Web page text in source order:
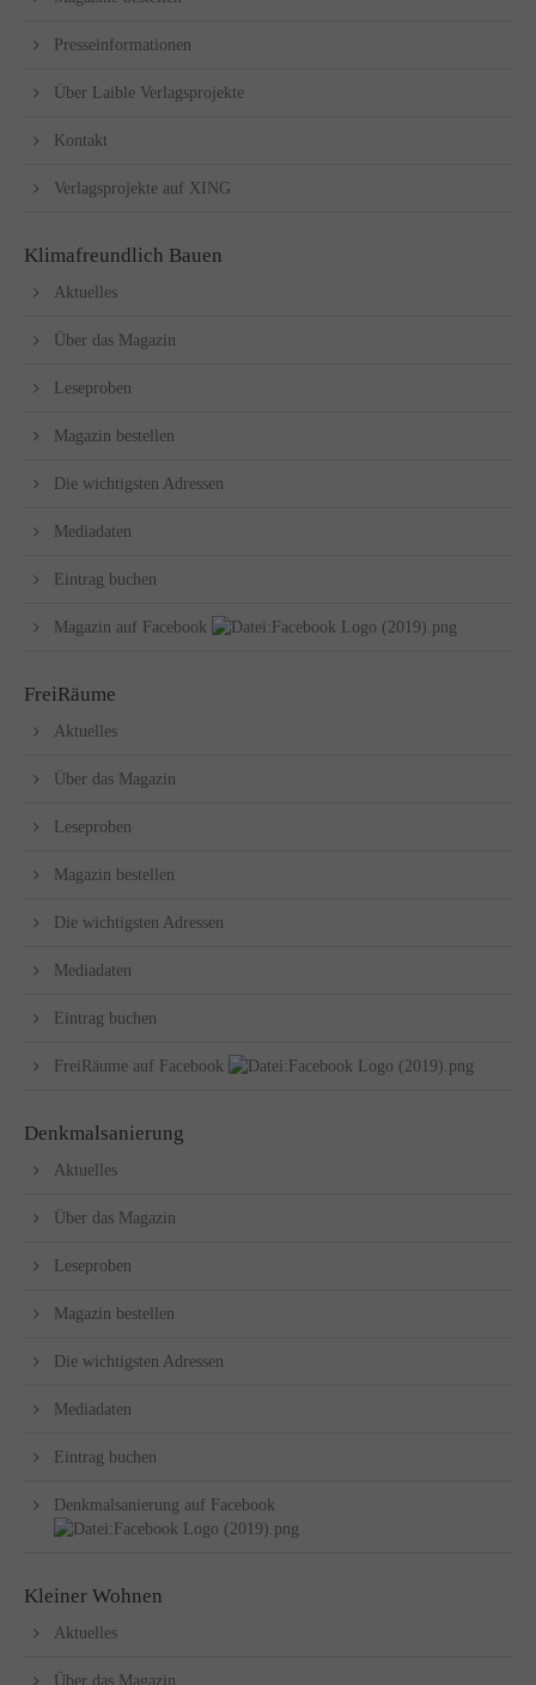
Presseinformationen
Über Laible Verlagsprojekte
Kontakt
Verlagsprojekte auf XING
Klimafreundlich Bauen
Aktuelles
Über das Magazin
Leseproben
Magazin bestellen
Die wichtigsten Adressen
Mediadaten
Eintrag buchen
Magazin auf Facebook
FreiRäume
Aktuelles
Über das Magazin
Leseproben
Magazin bestellen
Die wichtigsten Adressen
Mediadaten
Eintrag buchen
FreiRäume auf Facebook
Denkmalsanierung
Aktuelles
Über das Magazin
Leseproben
Magazin bestellen
Die wichtigsten Adressen
Mediadaten
Eintrag buchen
Denkmalsanierung auf Facebook
Kleiner Wohnen
Aktuelles
Über das Magazin